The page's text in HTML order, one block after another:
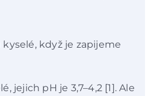
kyselé, když je zapijeme
jejich pH je 3,7–4,2 [1]. Ale